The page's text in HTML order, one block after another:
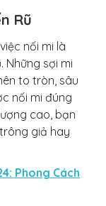
Rũ
nối mi là
Những sợi mi
to tròn, sâu
nối mi đúng
cao, bạn
giả hay
Phong Cách